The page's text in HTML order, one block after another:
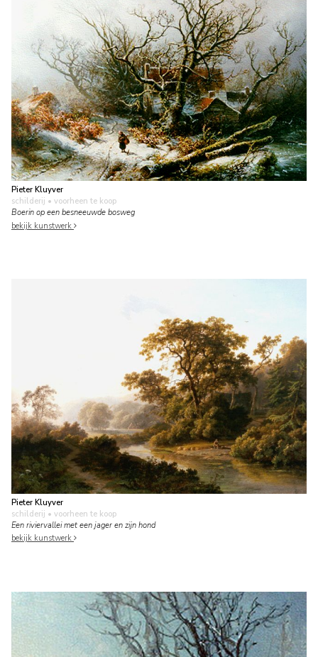
Pieter Kluyver
schilderij • voorheen te koop
Boerin op een besneeuwde bosweg
bekijk kunstwerk
Pieter Kluyver
schilderij • voorheen te koop
Een riviervallei met een jager en zijn hond
bekijk kunstwerk